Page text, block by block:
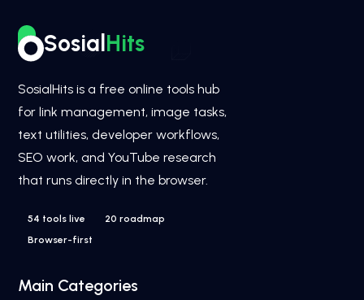
Sosial Hits
SosialHits is a free online tools hub
for link management, image tasks,
text utilities, developer workflows,
SEO work, and YouTube research
that runs directly in the browser.
54 tools live
20 roadmap
Browser-first
Main Categories